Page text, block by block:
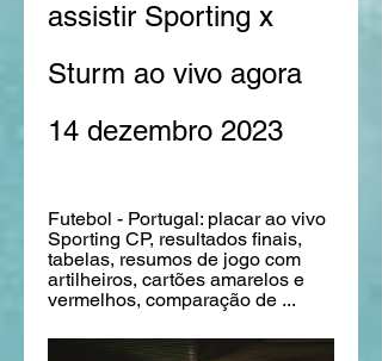
assistir Sporting x
Sturm ao vivo agora
14 dezembro 2023
Futebol - Portugal: placar ao vivo
Sporting CP, resultados finais,
tabelas, resumos de jogo com
artilheiros, cartões amarelos e
vermelhos, comparação de ...